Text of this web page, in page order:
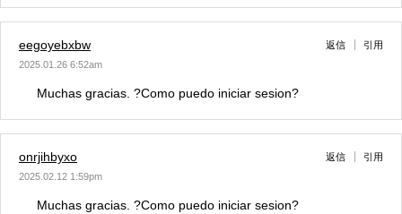
eegoyebxbw
2025.01.26 6:52am
返信 引用
Muchas gracias. ?Como puedo iniciar sesion?
onrjihbyxo
2025.02.12 1:59pm
返信 引用
Muchas gracias. ?Como puedo iniciar sesion?